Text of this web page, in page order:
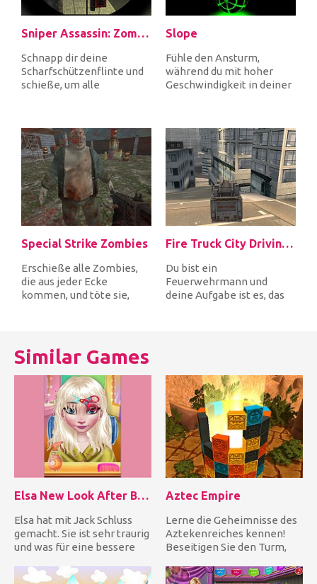
Sniper Assassin: Zombies
Schnapp dir deine
Scharfschützenflinte und
schieße, um alle
Slope
Fühle den Ansturm,
während du mit hoher
Geschwindigkeit in deiner
Special Strike Zombies
Erschieße alle Zombies,
die aus jeder Ecke
kommen, und töte sie,
Fire Truck City Driving Sim
Du bist ein
Feuerwehrmann und
deine Aufgabe ist es, das
Similar Games
Elsa New Look After Breakup
Elsa hat mit Jack Schluss
gemacht. Sie ist sehr traurig
und was für eine bessere
Aztec Empire
Lerne die Geheimnisse des
Aztekenreiches kennen!
Beseitigen Sie den Turm,